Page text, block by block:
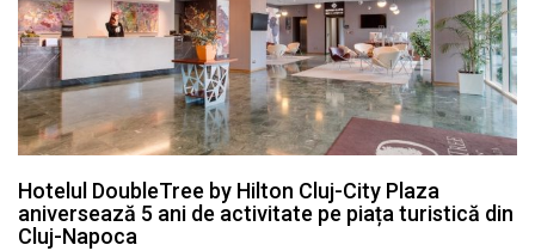
Hotelul DoubleTree by Hilton Cluj-City Plaza
aniversează 5 ani de activitate pe piața turistică din
Cluj-Napoca